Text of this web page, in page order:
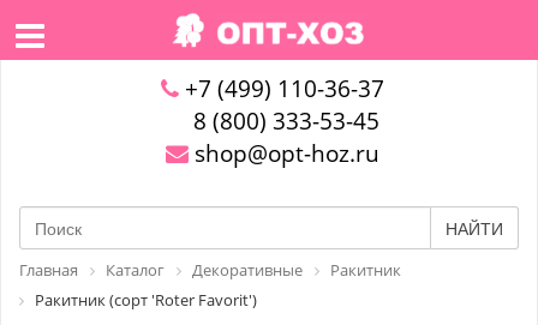
+7 (499) 110-36-37
8 (800) 333-53-45
shop@opt-hoz.ru
НАЙТИ
Главная Каталог Декоративные
Ракитник
Ракитник (сорт 'Roter Favorit')